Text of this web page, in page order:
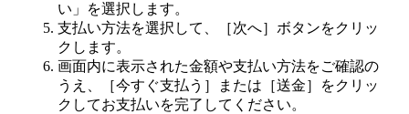
い」を選択します。
支払い方法を選択して、［次へ］ボタンをクリッ
クします。
画面内に表示された金額や支払い方法をご確認の
うえ、［今すぐ支払う］または［送金］をクリッ
クしてお支払いを完了してください。